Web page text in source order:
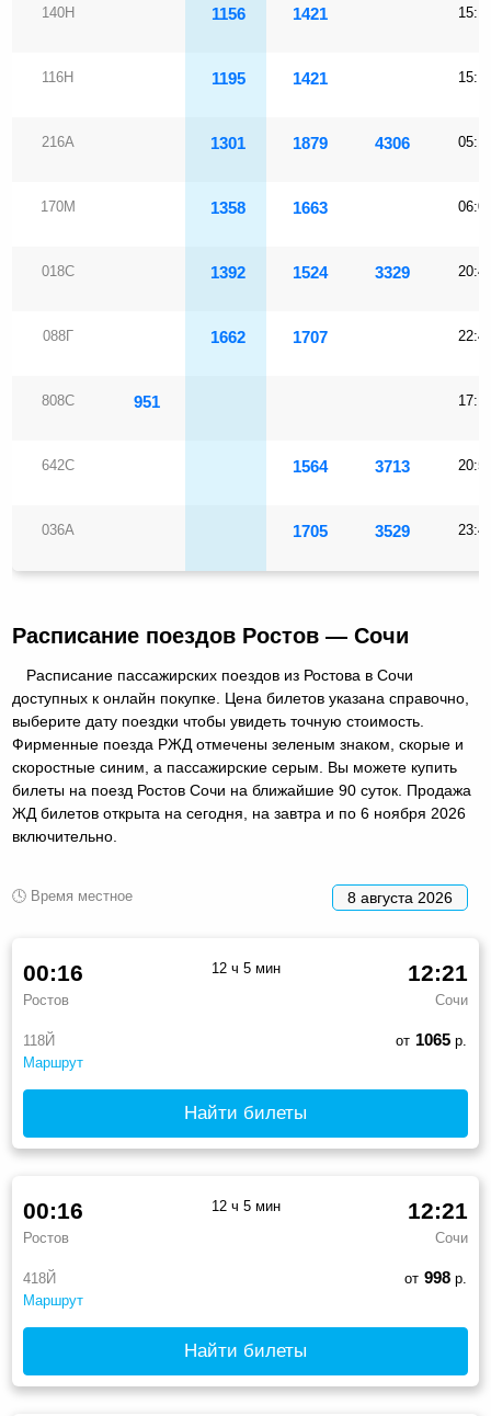
140Н 1156 1421
116Н 1195 1421
216А 1301 1879 4306
170М 1358 1663
018С 1392 1524 3329
088Г 1662 1707
808С 951
642С 1564 3713
036А 1705 3529
Расписание поездов Ростов — Сочи
Расписание пассажирских поездов из Ростова в Сочи
доступных к онлайн покупке. Цена билетов указана справочно,
выберите дату поездки чтобы увидеть точную стоимость.
Фирменные поезда РЖД отмечены зеленым знаком, скорые и
скоростные синим, а пассажирские серым. Вы можете купить
билеты на поезд Ростов Сочи на ближайшие 90 суток. Продажа
ЖД билетов открыта на сегодня, на завтра и по 6 ноября 2026
включительно.
🕓 Время местное 8 августа 2026
118Й
Маршрут
00:16
Ростов
12:21
Сочи
12 ч 5 мин
от 1065р.
Найти билеты
418Й
Маршрут
00:16
Ростов
12:21
Сочи
12 ч 5 мин
от 998р.
Найти билеты